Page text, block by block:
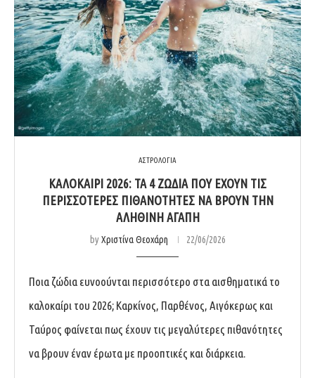
ΑΣΤΡΟΛΟΓΙΑ
ΚΑΛΟΚΑΊΡΙ 2026: ΤΑ 4 ΖΏΔΙΑ ΠΟΥ ΈΧΟΥΝ ΤΙΣ
ΠΕΡΙΣΣΌΤΕΡΕΣ ΠΙΘΑΝΌΤΗΤΕΣ ΝΑ ΒΡΟΥΝ ΤΗΝ
ΑΛΗΘΙΝΉ ΑΓΆΠΗ
byΧριστίνα Θεοχάρη 22/06/2026
Ποια ζώδια ευνοούνται περισσότερο στα αισθηματικά το
καλοκαίρι του 2026; Καρκίνος, Παρθένος, Αιγόκερως και
Ταύρος φαίνεται πως έχουν τις μεγαλύτερες πιθανότητες
να βρουν έναν έρωτα με προοπτικές και διάρκεια.